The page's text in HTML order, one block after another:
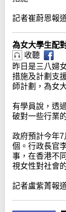
記者崔蔚恩報
為女大學生配
收聽
昨日是三八婦
措施及計劃支
師計劃，為女
有學員說，透
破對一些行業
政府預計今年
個。行政長官
事，在香港不
視女性對社會
記者盧紫菁報